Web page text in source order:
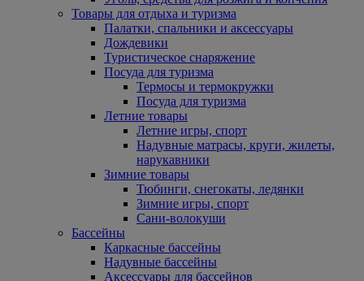
Товары для отдыха и туризма
Палатки, спальники и аксессуары
Дождевики
Туристическое снаряжение
Посуда для туризма
Термосы и термокружки
Посуда для туризма
Летние товары
Летние игры, спорт
Надувные матрасы, круги, жилеты,
нарукавники
Зимние товары
Тюбинги, снегокаты, ледянки
Зимние игры, спорт
Сани-волокуши
Бассейны
Каркасные бассейны
Надувные бассейны
Аксессуары для бассейнов